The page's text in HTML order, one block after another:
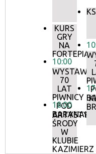
KURS
GRY
NA
10:00
WYSTAWA:
70
LAT
PIWNICY
POD
BARANAMI
18:00
ŚRODY
W
KLUBIE
KAZIMIERZ